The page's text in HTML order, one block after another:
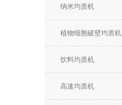
纳米均质机
植物细胞破壁均质机
饮料均质机
高速均质机